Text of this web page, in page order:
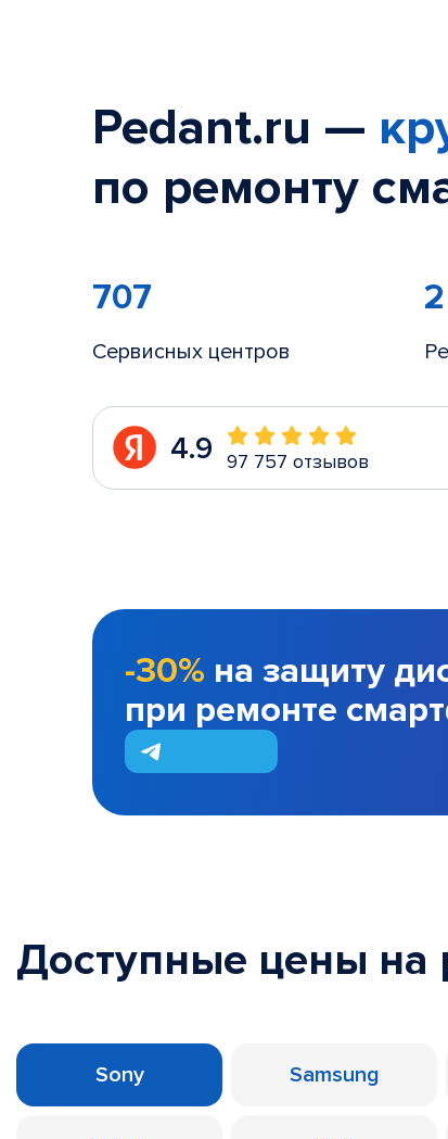
Pedant.ru —
по ремонту
707
Сервисных центров
4.9 97 757 отзывов
-30% на защиту
при ремонте
Доступные цены на
Sony Samsung